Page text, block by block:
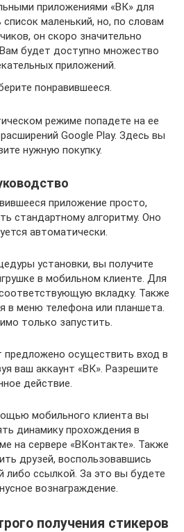
приложениями «ВК» для
список маленький, но, по словам
он скоро значительно
будет доступно множество
приложений.
понравившееся.
режиме попадете на ее
Google Play. Здесь вы
нужную покупку.
приложение просто,
стандартному алгоритму. Оно
автоматически.
установки, вы получите
в мобильном клиенте. Для
вкладку. Также
в меню телефона или планшета.
только запустить.
предложено осуществить вход в
ваш аккаунт «ВК». Разрешите
действие.
мобильного клиента вы
динамику прохождения в
на сервере «ВКонтакте». Также
друзей, воспользовавшись
либо ссылкой. За это вы будете
вознаграждение.
получения стикеров